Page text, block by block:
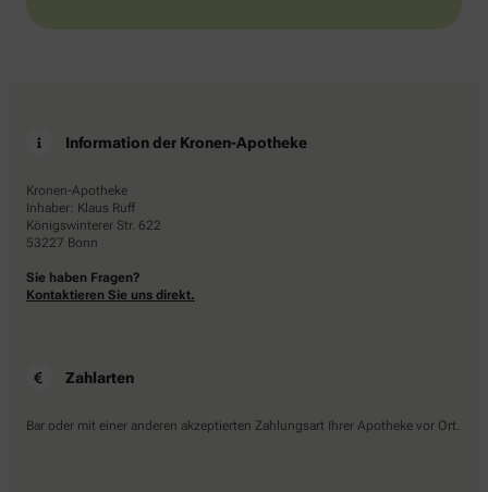
Information der Kronen-Apotheke
Kronen-Apotheke
Inhaber: Klaus Ruff
Königswinterer Str. 622
53227 Bonn
Sie haben Fragen?
Kontaktieren Sie uns direkt.
Zahlarten
Bar oder mit einer anderen akzeptierten Zahlungsart Ihrer Apotheke vor Ort.